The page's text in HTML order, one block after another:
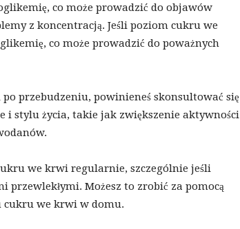
co może prowadzić do objawów
z koncentracją. Jeśli poziom cukru we
co może prowadzić do poważnych
przebudzeniu, powinieneś skonsultować się
i stylu życia, takie jak zwiększenie aktywności
we krwi regularnie, szczególnie jeśli
Możesz to zrobić za pomocą
we krwi w domu.